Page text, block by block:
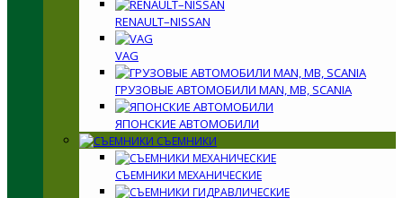
RENAULT–NISSAN
VAG
ГРУЗОВЫЕ АВТОМОБИЛИ MAN, MB, SCANIA
ЯПОНСКИЕ АВТОМОБИЛИ
СЪЕМНИКИ
СЪЕМНИКИ МЕХАНИЧЕСКИЕ